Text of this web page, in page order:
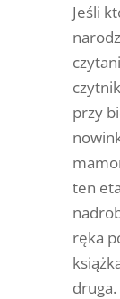
Jeśli
przy
ten
ręka